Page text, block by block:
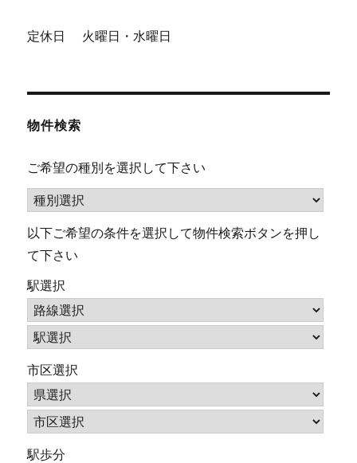
定休日 火曜日・水曜日
物件検索
ご希望の種別を選択して下さい
以下ご希望の条件を選択して物件検索ボタンを押し
て下さい
駅選択
市区選択
駅歩分